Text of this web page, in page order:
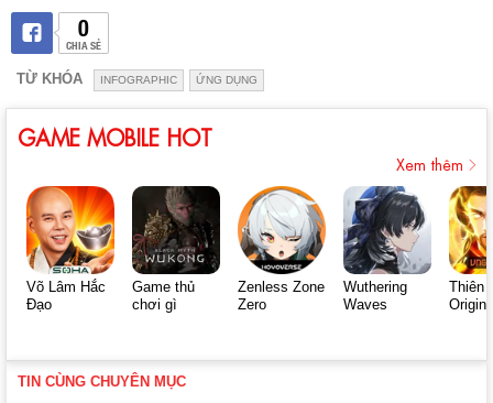
0
CHIA SẺ
TỪ KHÓA INFOGRAPHIC ỨNG DỤNG
GAME MOBILE HOT
Xem thêm
Võ Lâm Hắc
Đạo
Game thủ
chơi gì
Zenless Zone
Zero
Wuthering
Waves
Thiên
Origin
TIN CÙNG CHUYÊN MỤC